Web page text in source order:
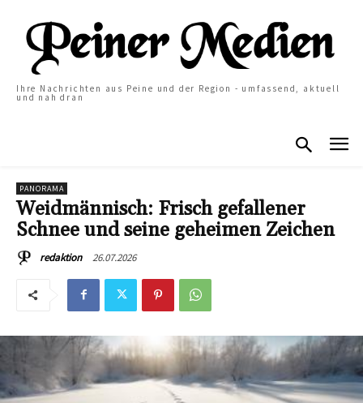
Ihre Nachrichten aus Peine und der Region - umfassend, aktuell
und nah dran
PANORAMA
Weidmännisch: Frisch gefallener
Schnee und seine geheimen Zeichen
redaktion 26.07.2026